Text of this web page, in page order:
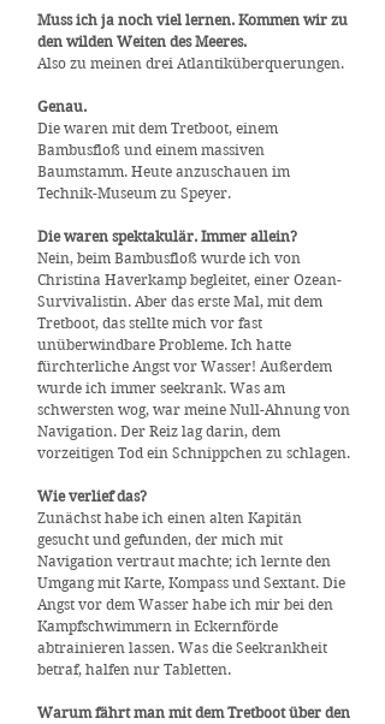
Muss ich ja noch viel lernen. Kommen wir zu
den wilden Weiten des Meeres.
Also zu meinen drei Atlantiküberquerungen.
Genau.
Die waren mit dem Tretboot, einem
Bambusfloß und einem massiven
Baumstamm. Heute anzuschauen im
Technik-Museum zu Speyer.
Die waren spektakulär. Immer allein?
Nein, beim Bambusfloß wurde ich von
Christina Haverkamp begleitet, einer Ozean-
Survivalistin. Aber das erste Mal, mit dem
Tretboot, das stellte mich vor fast
unüberwindbare Probleme. Ich hatte
fürchterliche Angst vor Wasser! Außerdem
wurde ich immer seekrank. Was am
schwersten wog, war meine Null-Ahnung von
Navigation. Der Reiz lag darin, dem
vorzeitigen Tod ein Schnippchen zu schlagen.
Wie verlief das?
Zunächst habe ich einen alten Kapitän
gesucht und gefunden, der mich mit
Navigation vertraut machte; ich lernte den
Umgang mit Karte, Kompass und Sextant. Die
Angst vor dem Wasser habe ich mir bei den
Kampfschwimmern in Eckernförde
abtrainieren lassen. Was die Seekrankheit
betraf, halfen nur Tabletten.
Warum fährt man mit dem Tretboot über den